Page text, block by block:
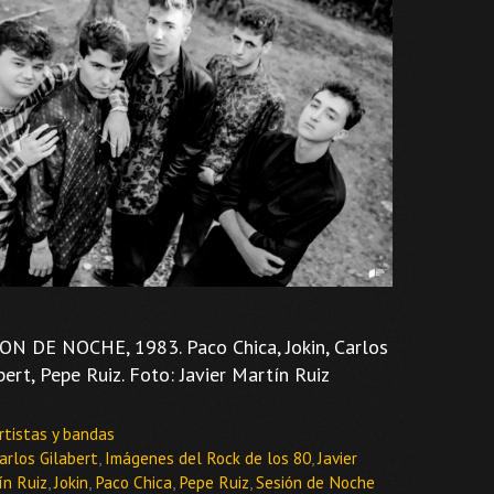
DE NOCHE, 1983. Paco Chica, Jokin, Carlos
Pepe Ruiz. Foto: Javier Martín Ruiz
y bandas
Gilabert, Imágenes del Rock de los 80,Javier
Ruiz,Jokin, Paco Chica, Pepe Ruiz,Sesión de Noche